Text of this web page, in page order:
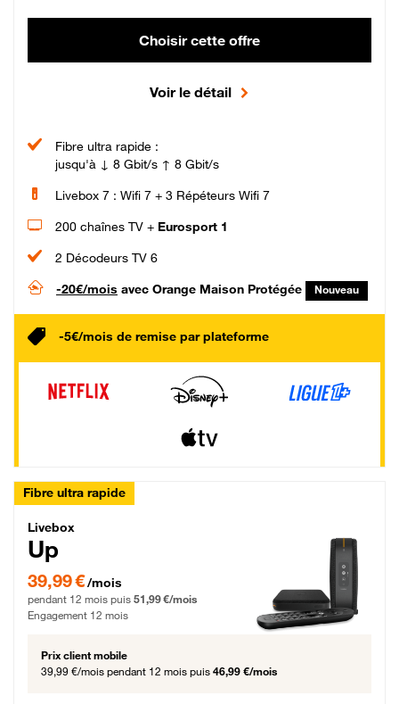
Choisir cette offre
Voir le détail
Fibre ultra rapide :
jusqu'à ↓ 8 Gbit/s ↑ 8 Gbit/s
Livebox 7 : Wifi 7 + 3 Répéteurs Wifi 7
200 chaînes TV + Eurosport 1
2 Décodeurs TV 6
-20€/mois avec Orange Maison Protégée Nouveau
-5€/mois de remise par plateforme
Fibre ultra rapide
Livebox Up Fibre
Livebox
Up
39,99 € par mois pendant 12 mois puis 51,99 € par mois, Engagement 12 mois
39,99 €/mois
pendant 12 mois puis 51,99 €/mois
Engagement 12 mois
Prix client mobile
39,99 €/mois pendant 12 mois puis 46,99 €/mois